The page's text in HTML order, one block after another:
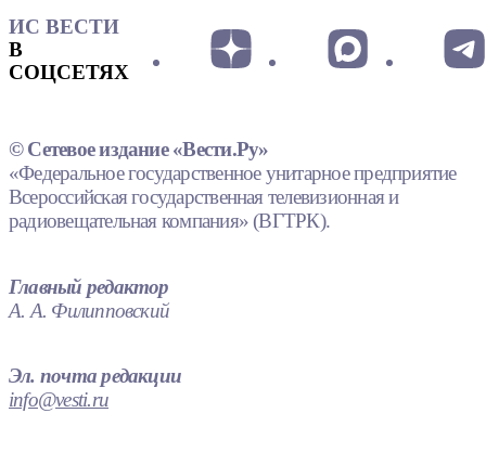
ИС ВЕСТИ
В
СОЦСЕТЯХ
© Сетевое издание «Вести.Ру»
«Федеральное государственное унитарное предприятие
Всероссийская государственная телевизионная и
радиовещательная компания» (ВГТРК).
Главный редактор
А. А. Филипповский
Эл. почта редакции
info@vesti.ru